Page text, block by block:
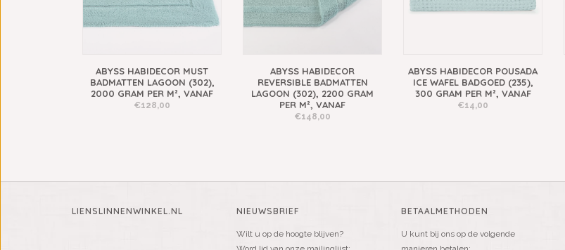
ABYSS HABIDECOR MUST
BADMATTEN LAGOON (302),
2000 GRAM PER M², VANAF
€128,00
ABYSS HABIDECOR
REVERSIBLE BADMATTEN
LAGOON (302), 2200 GRAM
PER M², VANAF
€148,00
ABYSS HABIDECOR POUSADA
ICE WAFEL BADGOED (235),
300 GRAM PER M², VANAF
€14,00
LIENSLINNENWINKEL.NL NIEUWSBRIEF
Wilt u op de hoogte blijven?
BETAALMETHODEN
U kunt bij ons op de volgende